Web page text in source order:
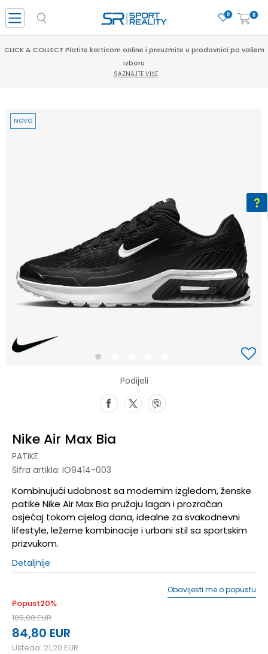
0
0
CLICK & COLLECT Platite karticom online i preuzmite u prodavnici po vašem
izboru
SAZNAJTE VIŠE
1
NOVO
Podijeli
Nike Air Max Bia
PATIKE
Šifra artikla: IO9414-003
Kombinujući udobnost sa modernim izgledom, ženske
patike Nike Air Max Bia pružaju lagan i prozračan
osjećaj tokom cijelog dana, idealne za svakodnevni
lifestyle, ležerne kombinacije i urbani stil sa sportskim
prizvukom.
Detaljnije
Popust20%
106,00EUR
84,80 EUR
Ušteda: 21,20 EUR
Obavijesti me o popustu